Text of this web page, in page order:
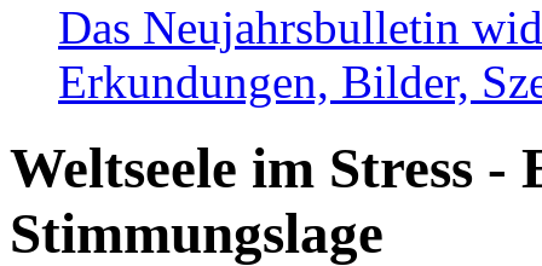
Das Neujahrsbulletin
Erkundungen, Bilder,
Weltseele im Stress -
Stimmungslage